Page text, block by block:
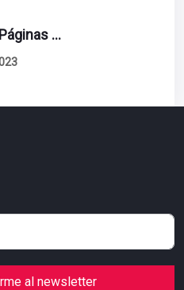
Diseño De Páginas Web. Esto Debe Tener Un Sitio Exitoso.
al newsletter